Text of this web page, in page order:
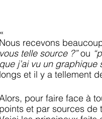
«
Nous recevons
vous telle source ?” ou
que j’ai vu un
longs et il y a tellement
pour faire face à
points et par sources de